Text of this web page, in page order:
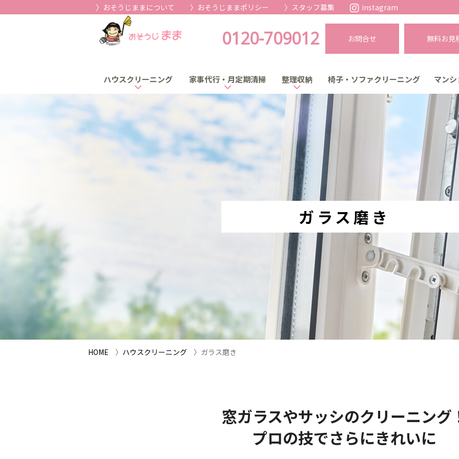
おそうじままについて おそうじままポリシー スタッフ募集 instagram
0120-709012 お問合せ 無料お見
ハウスクリーニング 家事代行・月定期清掃 整理収納 椅子・ソファクリーニング マン
ガラス磨き
HOME ハウスクリーニング ガラス磨き
窓ガラスやサッシのクリーニング
プロの技でさらにきれいに